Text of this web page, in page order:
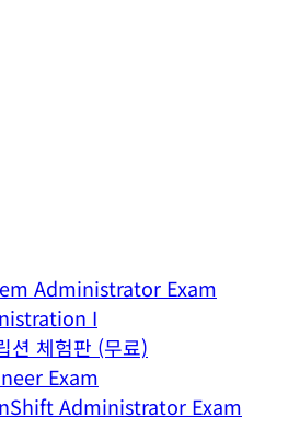
Administrator Exam
I
션 체험판 (무료)
Exam
Administrator Exam